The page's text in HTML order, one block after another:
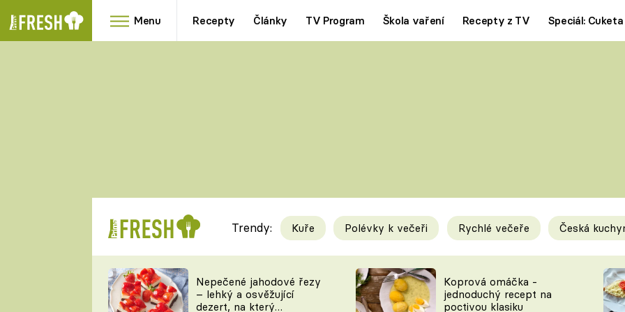
Menu Recepty Články TV Program Škola vaření Recepty z TV Speciál: Cuketa
RYCHLOVKY
Videorecepty
TEĎ VAŘÍ ŠÉF!
Tipy a triky
KAM ZA JÍDLEM
Trendy: Kuře Polévky k večeři Rychlé večeře Česká
Nepečené jahodové řezy
– lehký a osvěžující
dezert, na který
Koprová omáčka -
jednoduchý recept na
poctivou klasiku